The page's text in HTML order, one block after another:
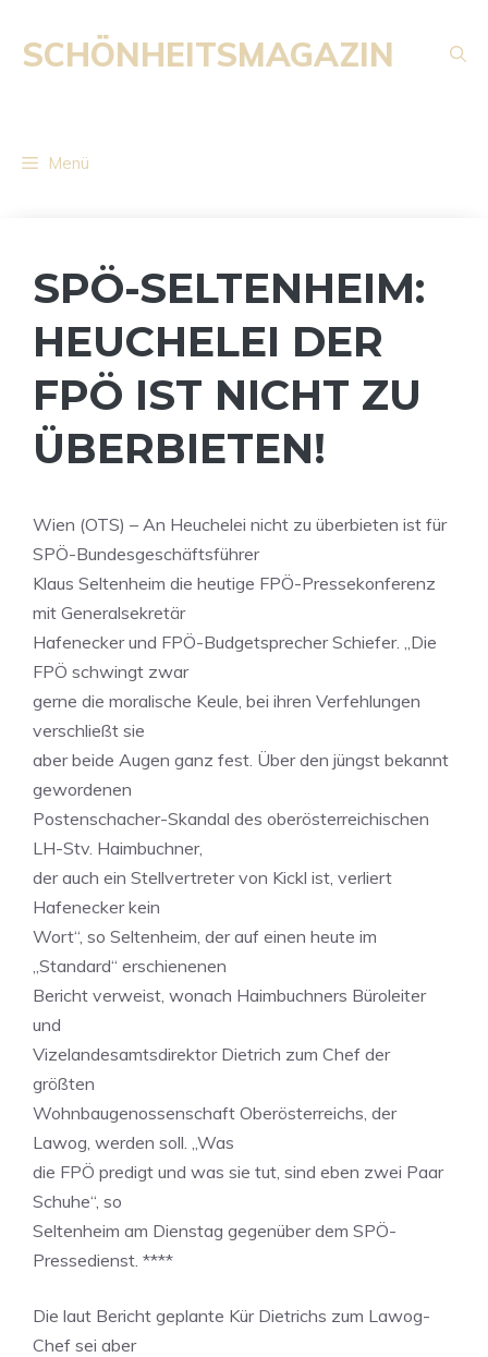
Inhalt
springen
SCHÖNHEITSMAGAZIN
Menü
SPÖ-SELTENHEIM:
HEUCHELEI DER
FPÖ IST NICHT ZU
ÜBERBIETEN!
Wien (OTS) – An Heuchelei nicht zu überbieten ist für
SPÖ-Bundesgeschäftsführer
Klaus Seltenheim die heutige FPÖ-Pressekonferenz
mit Generalsekretär
Hafenecker und FPÖ-Budgetsprecher Schiefer. „Die
FPÖ schwingt zwar
gerne die moralische Keule, bei ihren Verfehlungen
verschließt sie
aber beide Augen ganz fest. Über den jüngst bekannt
gewordenen
Postenschacher-Skandal des oberösterreichischen
LH-Stv. Haimbuchner,
der auch ein Stellvertreter von Kickl ist, verliert
Hafenecker kein
Wort“, so Seltenheim, der auf einen heute im
„Standard“ erschienenen
Bericht verweist, wonach Haimbuchners Büroleiter
und
Vizelandesamtsdirektor Dietrich zum Chef der
größten
Wohnbaugenossenschaft Oberösterreichs, der
Lawog, werden soll. „Was
die FPÖ predigt und was sie tut, sind eben zwei Paar
Schuhe“, so
Seltenheim am Dienstag gegenüber dem SPÖ-
Pressedienst. ****
Die laut Bericht geplante Kür Dietrichs zum Lawog-
Chef sei aber